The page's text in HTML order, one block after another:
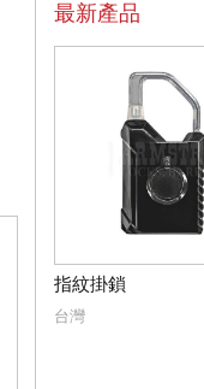
最新產品
指紋掛鎖
台灣